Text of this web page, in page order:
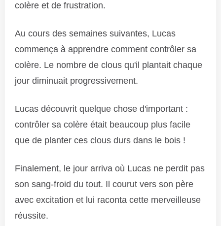
colère et de frustration.
Au cours des semaines suivantes, Lucas
commença à apprendre comment contrôler sa
colère. Le nombre de clous qu'il plantait chaque
jour diminuait progressivement.
Lucas découvrit quelque chose d'important :
contrôler sa colère était beaucoup plus facile
que de planter ces clous durs dans le bois !
Finalement, le jour arriva où Lucas ne perdit pas
son sang-froid du tout. Il courut vers son père
avec excitation et lui raconta cette merveilleuse
réussite.